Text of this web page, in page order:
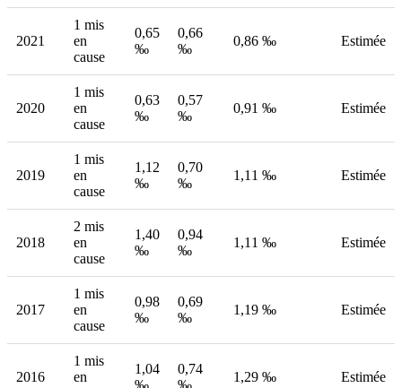
2021
1 mis
en
cause
0,65
‰
0,66
‰
0,86 ‰ Estimée
2020
1 mis
en
cause
0,63
‰
0,57
‰
0,91 ‰ Estimée
2019
1 mis
en
cause
1,12
‰
0,70
‰
1,11 ‰ Estimée
2018
2 mis
en
cause
1,40
‰
0,94
‰
1,11 ‰ Estimée
2017
1 mis
en
cause
0,98
‰
0,69
‰
1,19 ‰ Estimée
2016
1 mis
en
1,04
‰
0,74
‰
1,29 ‰ Estimée